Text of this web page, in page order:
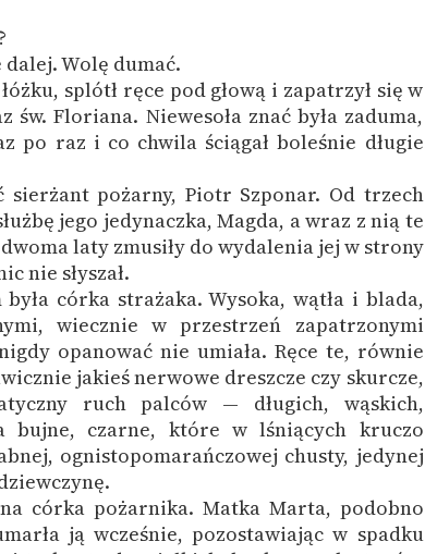
Wolę dumać.
splótł ręce pod głową i zapatrzył się w
Floriana. Niewesoła znać była zaduma,
po raz i co chwila ściągał boleśnie długie
sierżant pożarny, Piotr Szponar. Od trzech
jego jedynaczka, Magda, a wraz z nią te
laty zmusiły do wydalenia jej w strony
nie słyszał.
córka strażaka. Wysoka, wątła i blada,
wiecznie w przestrzeń zapatrzonymi
opanować nie umiała. Ręce te, równie
jakieś nerwowe dreszcze czy skurcze,
ruch palców — długich, wąskich,
bujne, czarne, które w lśniących kruczo
ognistopomarańczowej chusty, jedynej
córka pożarnika. Matka Marta, podobno
ją wcześnie, pozostawiając w spadku